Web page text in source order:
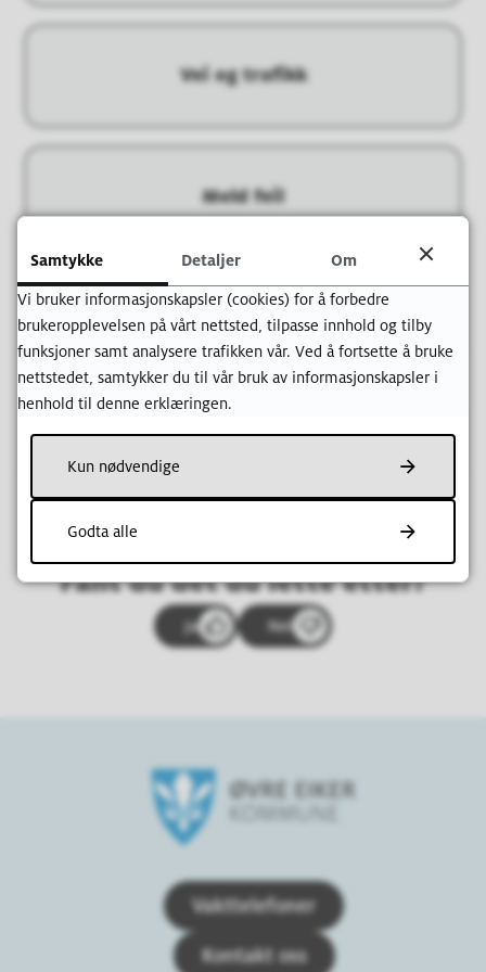
Vei og trafikk
Meld feil
Graving og arbeidsvarsling
Park
Fant du det du lette etter?
Ja Nei
Vakttelefoner
Kontakt oss
Samtykke Detaljer Om
Vi bruker informasjonskapsler (cookies) for å forbedre
brukeropplevelsen på vårt nettsted, tilpasse innhold og tilby
funksjoner samt analysere trafikken vår. Ved å fortsette å bruke
nettstedet, samtykker du til vår bruk av informasjonskapsler i
henhold til denne erklæringen.
Kun nødvendige
Godta alle